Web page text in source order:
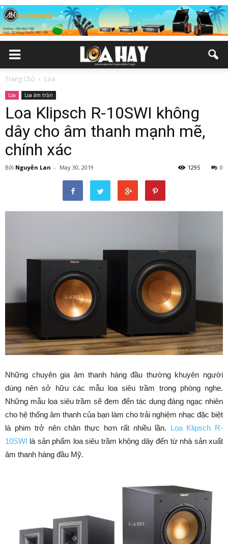
Trang Chủ Loa
Loa Loa âm trần
Loa Klipsch R-10SWI không
dây cho âm thanh mạnh mẽ,
chính xác
Bởi Nguyễn Lan - May 30, 2019 0
1295
Những chuyên gia âm thanh hàng đầu thường khuyên người
dùng nên sở hữu các mẫu loa siêu trầm trong phòng nghe.
Những mẫu loa siêu trầm sẽ đem đến tác dụng đáng ngạc nhiên
cho hệ thống âm thanh của bạn làm cho trải nghiệm nhạc đặc biệt
là phim trở nên chân thực hơn rất nhiều lần. Loa Klipsch R-
10SWI là sản phẩm loa siêu trầm không dây đến từ nhà sản xuất
âm thanh hàng đầu Mỹ.